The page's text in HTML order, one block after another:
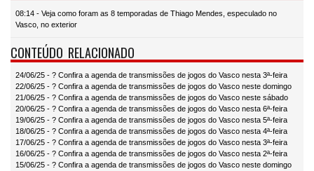
08:14 - Veja como foram as 8 temporadas de Thiago Mendes, especulado no
Vasco, no exterior
CONTEÚDO RELACIONADO
24/06/25 - ? Confira a agenda de transmissões de jogos do Vasco nesta 3ª-feira
22/06/25 - ? Confira a agenda de transmissões de jogos do Vasco neste domingo
21/06/25 - ? Confira a agenda de transmissões de jogos do Vasco neste sábado
20/06/25 - ? Confira a agenda de transmissões de jogos do Vasco nesta 6ª-feira
19/06/25 - ? Confira a agenda de transmissões de jogos do Vasco nesta 5ª-feira
18/06/25 - ? Confira a agenda de transmissões de jogos do Vasco nesta 4ª-feira
17/06/25 - ? Confira a agenda de transmissões de jogos do Vasco nesta 3ª-feira
16/06/25 - ? Confira a agenda de transmissões de jogos do Vasco nesta 2ª-feira
15/06/25 - ? Confira a agenda de transmissões de jogos do Vasco neste domingo